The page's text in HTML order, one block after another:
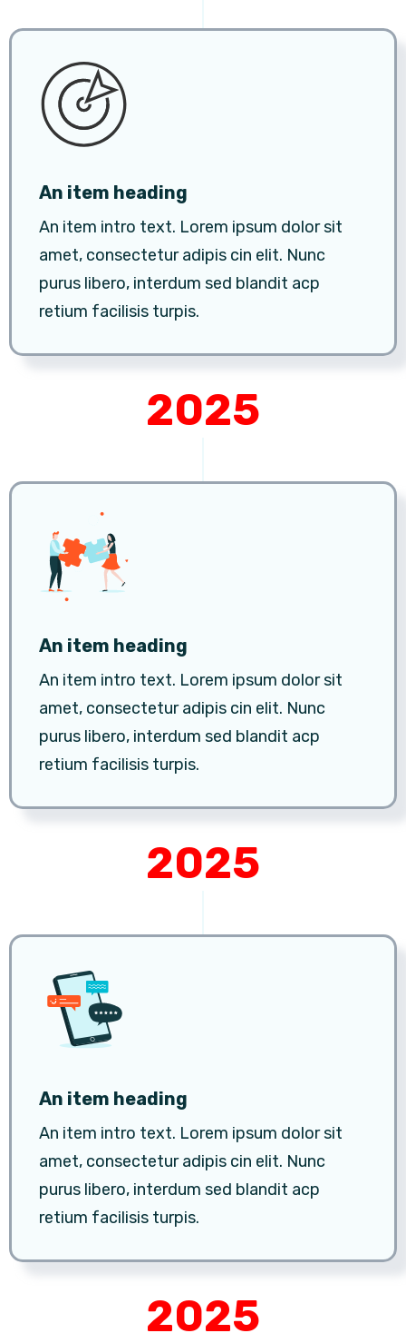
An item heading
An item intro text. Lorem ipsum dolor sit
amet, consectetur adipis cin elit. Nunc
purus libero, interdum sed blandit acp
retium facilisis turpis.
2025
An item heading
An item intro text. Lorem ipsum dolor sit
amet, consectetur adipis cin elit. Nunc
purus libero, interdum sed blandit acp
retium facilisis turpis.
2025
An item heading
An item intro text. Lorem ipsum dolor sit
amet, consectetur adipis cin elit. Nunc
purus libero, interdum sed blandit acp
retium facilisis turpis.
2025